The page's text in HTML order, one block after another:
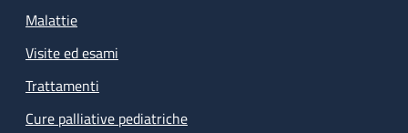
Malattie
Visite ed esami
Trattamenti
Cure palliative pediatriche